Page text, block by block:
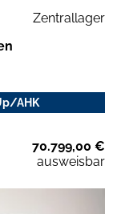
Zentrallager
AHK
70.799,00 €
ausweisbar